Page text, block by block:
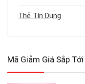
Thẻ Tín Dụng
Mã Giảm Giá Sắp Tới